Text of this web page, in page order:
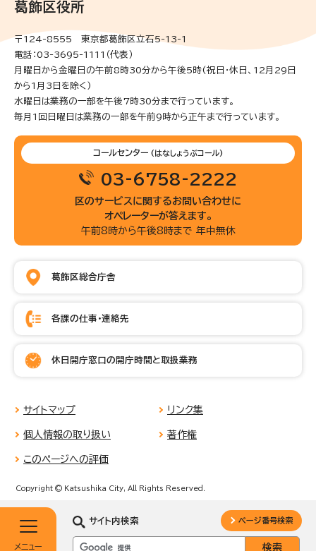
メニュー
サイト内検索 ページ番号検索
葛飾区役所
〒124-8555 東京都葛飾区立石5-13-1
電話：03-3695-1111（代表）
月曜日から金曜日の午前8時30分から午後5時(祝日・休日、12月29日
から1月3日を除く)
水曜日は業務の一部を午後7時30分まで行っています。
毎月1回日曜日は業務の一部を午前9時から正午まで行っています。
コールセンター (はなしょうぶコール)
03-6758-2222
区のサービスに関するお問い合わせに
オペレーターが答えます。
午前8時から午後8時まで 年中無休
葛飾区総合庁舎
各課の仕事・連絡先
休日開庁窓口の開庁時間と取扱業務
サイトマップ リンク集
個人情報の取り扱い 著作権
このページへの評価
Copyright © Katsushika City, All Rights Reserved.